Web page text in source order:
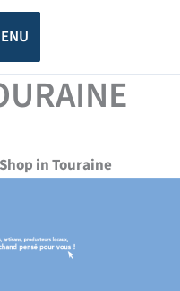
Shop in Touraine